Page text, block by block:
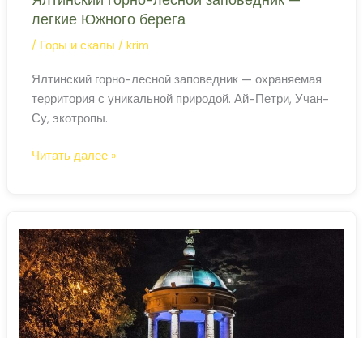
легкие Южного берега
/ Горы и скалы /krim
Ялтинский горно-лесной заповедник — охраняемая
территория с уникальной природой. Ай-Петри, Учан-
Су, экотропы.
Ялтинский
—
легкие
Южного
берега
Читать далее »